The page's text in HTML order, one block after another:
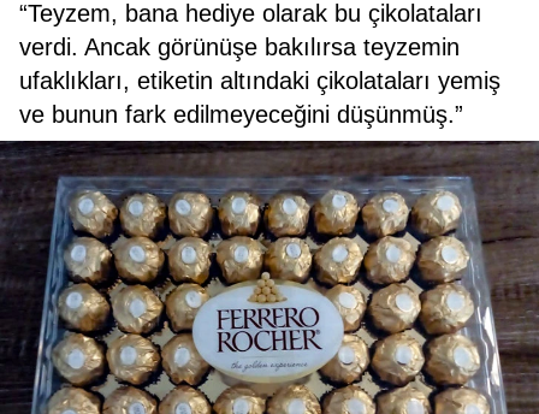
“Teyzem, bana hediye olarak bu çikolataları
verdi. Ancak görünüşe bakılırsa teyzemin
ufaklıkları, etiketin altındaki çikolataları yemiş
ve bunun fark edilmeyeceğini düşünmüş.”